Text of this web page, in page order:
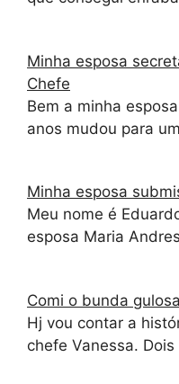
Minha esposa
Chefe
Bem a minha
anos mudou para
Minha esposa
Meu nome é
esposa Maria
Comi o bunda
Hj vou contar a
chefe Vanessa.